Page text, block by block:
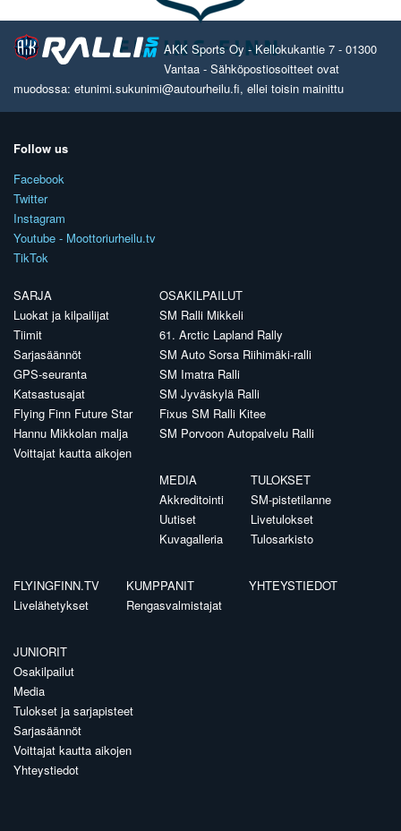
AKK Sports Oy - Kellokukantie 7 - 01300
Vantaa - Sähköpostiosoitteet ovat
muodossa: etunimi.sukunimi@autourheilu.fi, ellei toisin mainittu
Follow us
Facebook
Twitter
Instagram
Youtube - Moottoriurheilu.tv
TikTok
SARJA
Luokat ja kilpailijat
Tiimit
Sarjasäännöt
GPS-seuranta
Katsastusajat
Flying Finn Future Star
Hannu Mikkolan malja
Voittajat kautta aikojen
OSAKILPAILUT
SM Ralli Mikkeli
61. Arctic Lapland Rally
SM Auto Sorsa Riihimäki-ralli
SM Imatra Ralli
SM Jyväskylä Ralli
Fixus SM Ralli Kitee
SM Porvoon Autopalvelu Ralli
MEDIA
Akkreditointi
Uutiset
Kuvagalleria
TULOKSET
SM-pistetilanne
Livetulokset
Tulosarkisto
FLYINGFINN.TV
Livelähetykset
KUMPPANIT
Rengasvalmistajat
YHTEYSTIEDOT
JUNIORIT
Osakilpailut
Media
Tulokset ja sarjapisteet
Sarjasäännöt
Voittajat kautta aikojen
Yhteystiedot